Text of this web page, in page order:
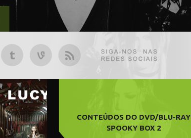
CONTEÚDOS DO DVD/BLU-RAY
SPOOKY BOX 2